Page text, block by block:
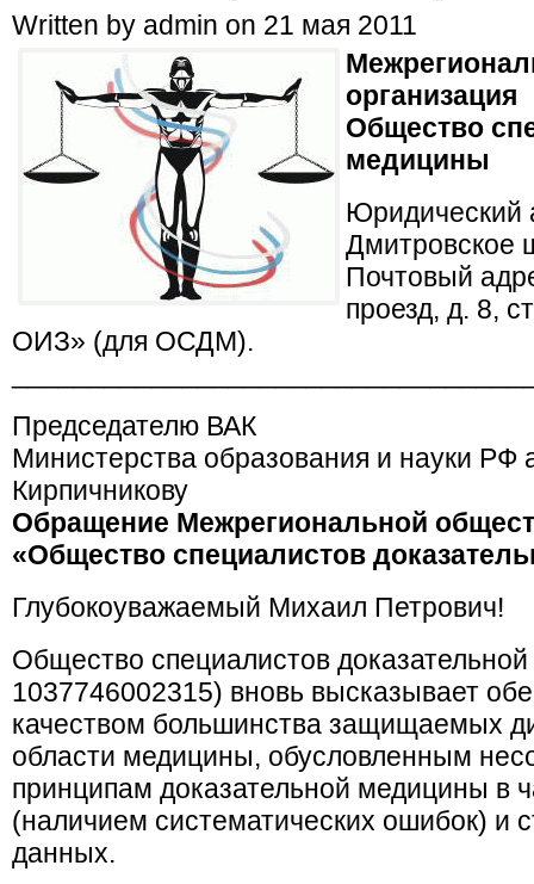
Written by admin on 21 мая 2011
организация
Общество
медицины
Юридический
Дмитровское
Почтовый
проезд, д. 8,
ОИЗ» (для ОСДМ).
Председателю ВАК
Министерства образования и науки
Кирпичникову
Обращение Межрегиональной
«Общество специалистов
Глубокоуважаемый Михаил Петрович!
Общество специалистов
1037746002315) вновь высказывает
качеством большинства защищаемых
области медицины, обусловленным
принципам доказательной медицины в
(наличием систематических ошибок) и
данных.